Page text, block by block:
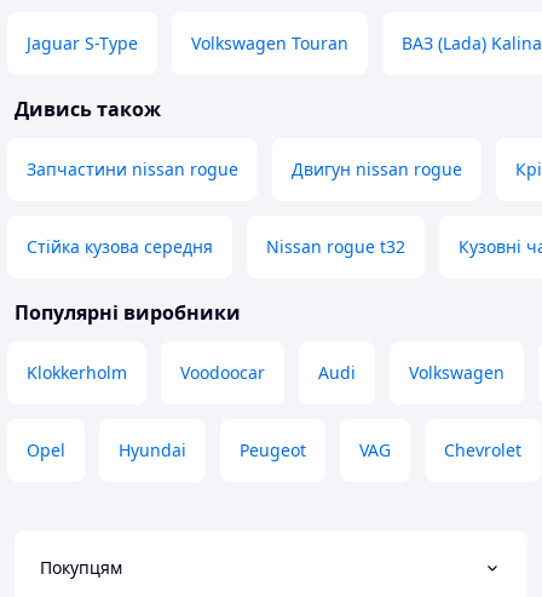
Jaguar S-Type Volkswagen Touran ВАЗ (Lada) Kalina
Дивись також
Запчастини nissan rogue Двигун nissan rogue
Стійка кузова середня Nissan rogue t32 Кузовні
Популярні виробники
Klokkerholm Voodoocar Audi Volkswagen
Opel Hyundai Peugeot VAG Chevrolet
Покупцям